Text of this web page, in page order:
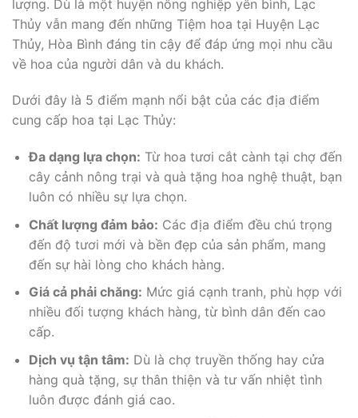
lượng. Dù là một huyện nông nghiệp yên bình, Lạc
Thủy vẫn mang đến những Tiệm hoa tại Huyện Lạc
Thủy, Hòa Bình đáng tin cậy để đáp ứng mọi nhu cầu
về hoa của người dân và du khách.
Dưới đây là 5 điểm mạnh nổi bật của các địa điểm
cung cấp hoa tại Lạc Thủy:
Đa dạng lựa chọn: Từ hoa tươi cắt cành tại chợ đến
cây cảnh nông trại và quà tặng hoa nghệ thuật, bạn
luôn có nhiều sự lựa chọn.
Chất lượng đảm bảo: Các địa điểm đều chú trọng
đến độ tươi mới và bền đẹp của sản phẩm, mang
đến sự hài lòng cho khách hàng.
Giá cả phải chăng: Mức giá cạnh tranh, phù hợp với
nhiều đối tượng khách hàng, từ bình dân đến cao
cấp.
Dịch vụ tận tâm: Dù là chợ truyền thống hay cửa
hàng quà tặng, sự thân thiện và tư vấn nhiệt tình
luôn được đánh giá cao.